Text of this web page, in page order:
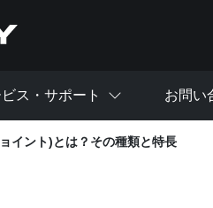
ス・サポート お問い
イント)とは？その種類と特長